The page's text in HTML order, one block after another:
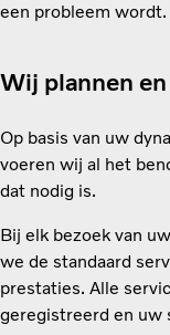
een probleem wordt.
Wij plannen
Op basis van uw
voeren wij al het
dat nodig is.
Bij elk bezoek van
we de standaard
prestaties. Alle
geregistreerd en uw